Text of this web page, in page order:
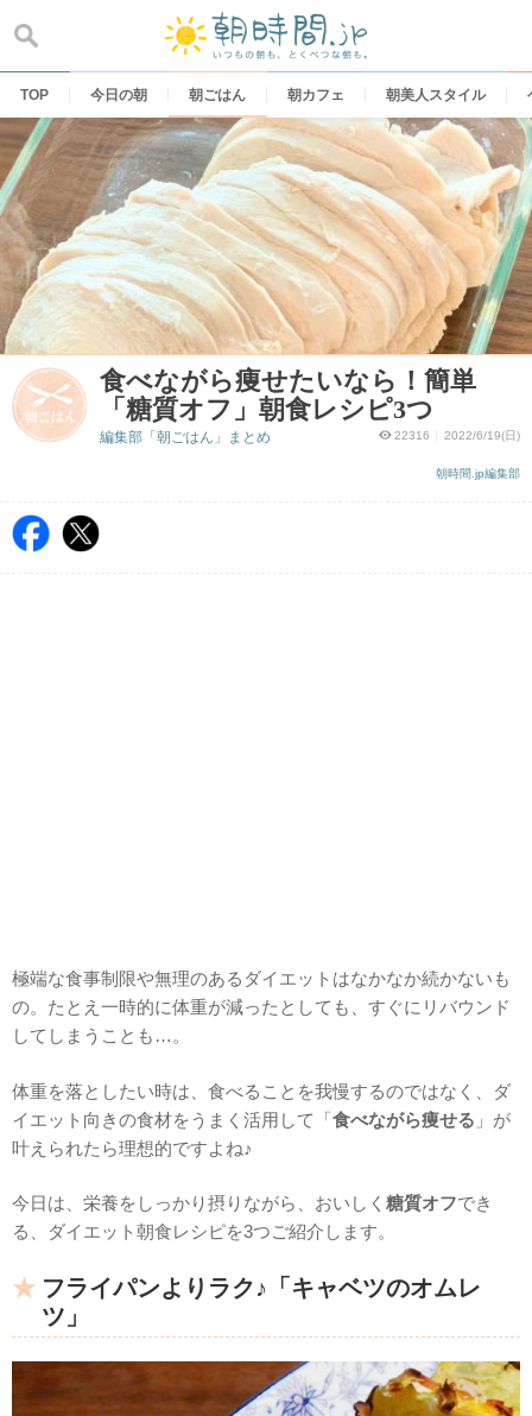
content
TOP 今日の朝 朝ごはん 朝カフェ 朝美人スタイル
食べながら痩せたいなら！簡単
「糖質オフ」朝食レシピ3つ
22316 2022/6/19(日)
朝時間.jp編集部
編集部「朝ごはん」まとめ
極端な食事制限や無理のあるダイエットはなかなか続かないも
の。たとえ一時的に体重が減ったとしても、すぐにリバウンド
してしまうことも…。
体重を落としたい時は、食べることを我慢するのではなく、ダ
イエット向きの食材をうまく活用して「食べながら痩せる 」が
叶えられたら理想的ですよね♪
今日は、栄養をしっかり摂りながら、おいしく 糖質オフでき
る、ダイエット朝食レシピを3つご紹介します。
フライパンよりラク♪「キャベツのオムレ
ツ」